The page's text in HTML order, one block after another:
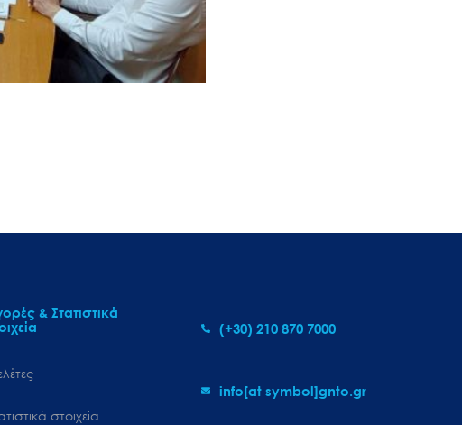
& Στατιστικά
στοιχεία
(+30) 210 870 7000
info[at symbol]gnto.gr